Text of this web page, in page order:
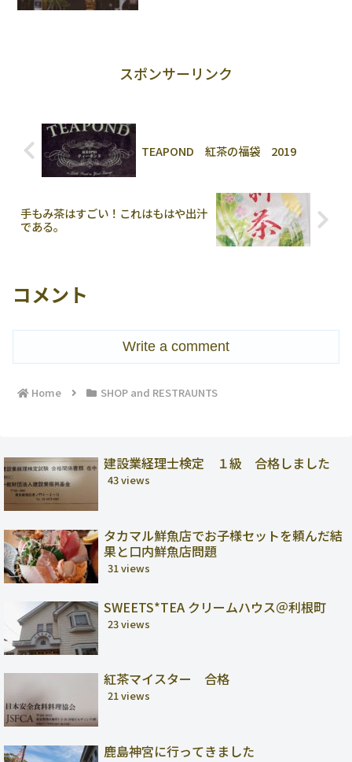
スポンサーリンク
TEAPOND 紅茶の福袋 2019
手もみ茶はすごい！これはもはや出汁
である。
コメント
Write a comment
Home SHOP and RESTRAUNTS
建設業経理士検定 １級 合格しました
43 views
タカマル鮮魚店でお子様セットを頼んだ結
果と口内鮮魚店問題
31 views
SWEETS*TEA クリームハウス＠利根町
23 views
紅茶マイスター 合格
21 views
鹿島神宮に行ってきました